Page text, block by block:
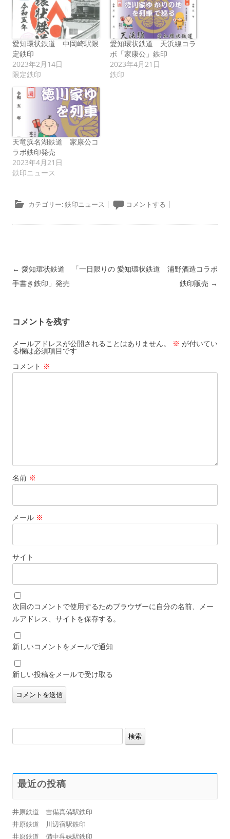
愛知環状鉄道 中岡崎駅限
定鉄印
2023年2月14日
限定鉄印
愛知環状鉄道 天浜線コラ
ボ「家康公」鉄印
2023年4月21日
鉄印
天竜浜名湖鉄道 家康公コ
ラボ鉄印発売
2023年4月21日
鉄印ニュース
カテゴリー:鉄印ニュース | コメントする |
投稿ナビゲーション
← 愛知環状鉄道 「一日限りの
手書き鉄印」発売
愛知環状鉄道 浦野酒造コラボ
鉄印販売 →
コメントを残す
メールアドレスが公開されることはありません。 ※ が付いてい
る欄は必須項目です
コメント ※
名前 ※
メール ※
サイト
次回のコメントで使用するためブラウザーに自分の名前、メー
ルアドレス、サイトを保存する。
新しいコメントをメールで通知
新しい投稿をメールで受け取る
索:
最近の投稿
井原鉄道 吉備真備駅鉄印
井原鉄道 川辺宿駅鉄印
井原鉄道 備中呉妹駅鉄印